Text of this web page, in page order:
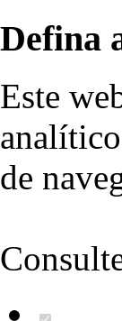
Defina
Este
de